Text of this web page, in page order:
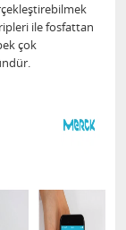
ile fosfattan
çok